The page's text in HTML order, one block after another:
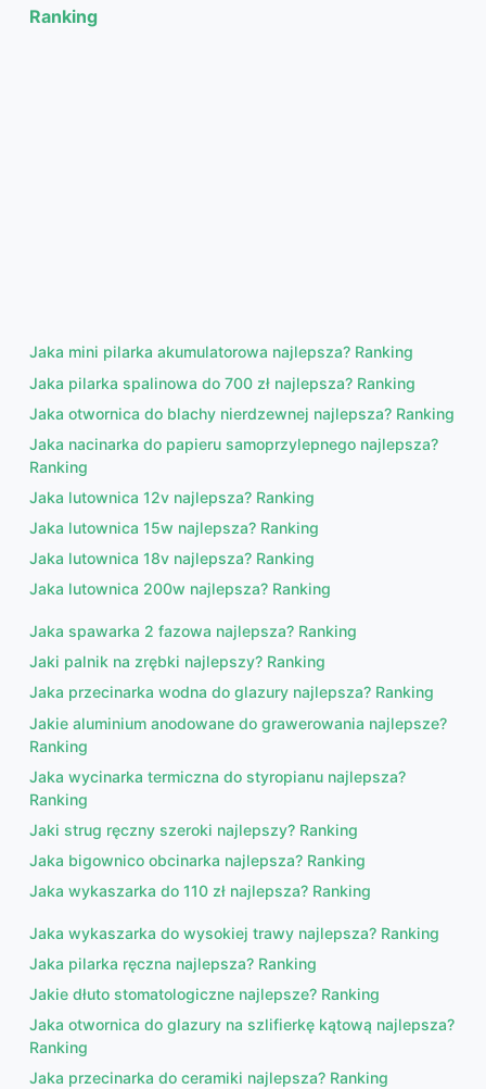
Ranking
Jaka mini pilarka akumulatorowa najlepsza? Ranking
Jaka pilarka spalinowa do 700 zł najlepsza? Ranking
Jaka otwornica do blachy nierdzewnej najlepsza? Ranking
Jaka nacinarka do papieru samoprzylepnego najlepsza?
Ranking
Jaka lutownica 12v najlepsza? Ranking
Jaka lutownica 15w najlepsza? Ranking
Jaka lutownica 18v najlepsza? Ranking
Jaka lutownica 200w najlepsza? Ranking
Jaka spawarka 2 fazowa najlepsza? Ranking
Jaki palnik na zrębki najlepszy? Ranking
Jaka przecinarka wodna do glazury najlepsza? Ranking
Jakie aluminium anodowane do grawerowania najlepsze?
Ranking
Jaka wycinarka termiczna do styropianu najlepsza?
Ranking
Jaki strug ręczny szeroki najlepszy? Ranking
Jaka bigownico obcinarka najlepsza? Ranking
Jaka wykaszarka do 110 zł najlepsza? Ranking
Jaka wykaszarka do wysokiej trawy najlepsza? Ranking
Jaka pilarka ręczna najlepsza? Ranking
Jakie dłuto stomatologiczne najlepsze? Ranking
Jaka otwornica do glazury na szlifierkę kątową najlepsza?
Ranking
Jaka przecinarka do ceramiki najlepsza? Ranking